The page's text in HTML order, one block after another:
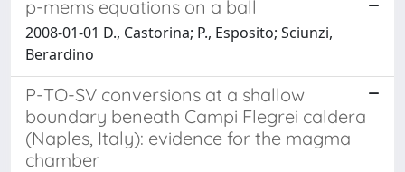
p-mems equations on a ball
2008-01-01 D., Castorina; P., Esposito; Sciunzi,
Berardino
P-TO-SV conversions at a shallow
boundary beneath Campi Flegrei caldera
(Naples, Italy): evidence for the magma
chamber